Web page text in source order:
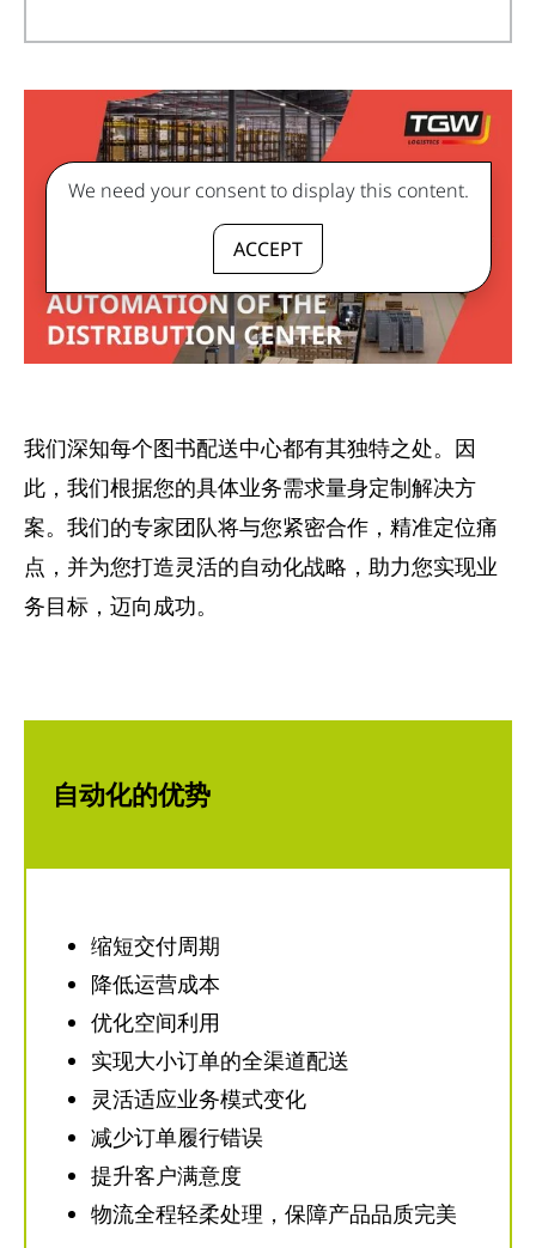
We need your consent to display this content.
ACCEPT
我们深知每个图书配送中心都有其独特之处。因
此，我们根据您的具体业务需求量身定制解决方
案。我们的专家团队将与您紧密合作，精准定位痛
点，并为您打造灵活的自动化战略，助力您实现业
务目标，迈向成功。
自动化的优势
缩短交付周期
降低运营成本
优化空间利用
实现大小订单的全渠道配送
灵活适应业务模式变化
减少订单履行错误
提升客户满意度
物流全程轻柔处理，保障产品品质完美